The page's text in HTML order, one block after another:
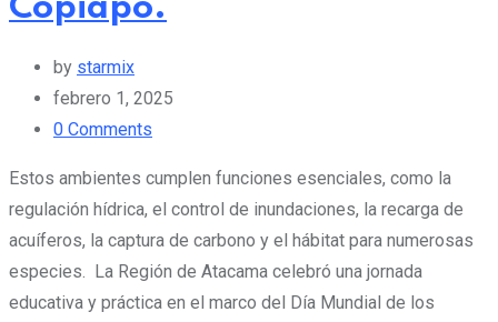
Copiapó.
by starmix
febrero 1, 2025
0 Comments
Estos ambientes cumplen funciones esenciales, como la
regulación hídrica, el control de inundaciones, la recarga de
acuíferos, la captura de carbono y el hábitat para numerosas
especies. La Región de Atacama celebró una jornada
educativa y práctica en el marco del Día Mundial de los